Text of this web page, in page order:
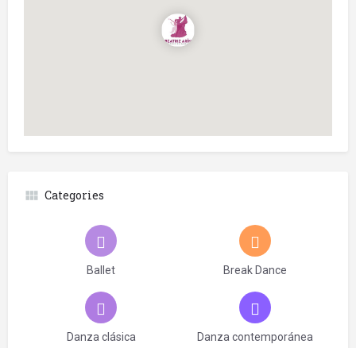
Categories
Ballet Break Dance
Danza clásica Danza contemporánea